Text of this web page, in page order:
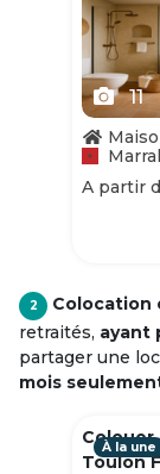
11
A partir
2 Colocation
retraités, ayant
partager une
mois
Toulon
À la une